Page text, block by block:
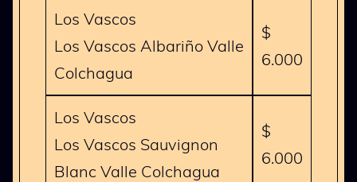
Los Vascos
Los Vascos Albariño Valle
Colchagua
$
6.000
Los Vascos
Los Vascos Sauvignon
Blanc Valle Colchagua
$
6.000